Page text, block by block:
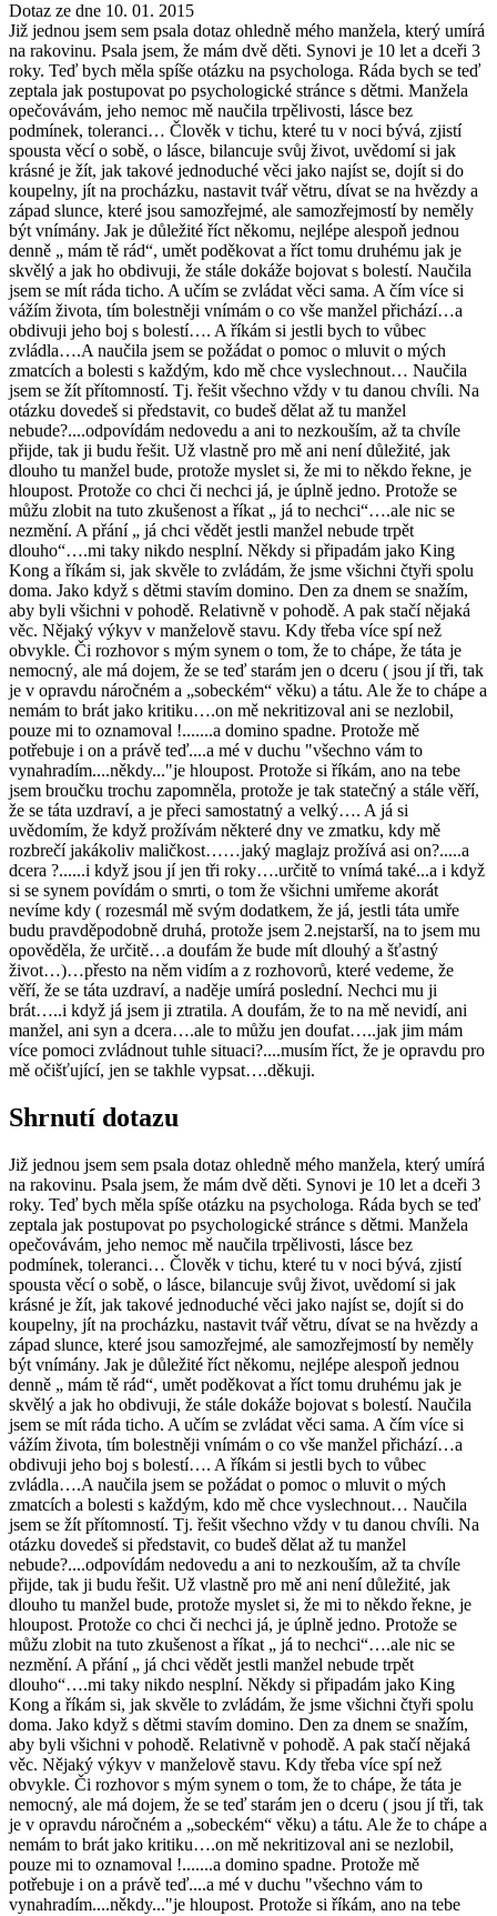
Dotaz ze dne 10. 01. 2015
Již jednou jsem sem psala dotaz ohledně mého manžela, který umírá
na rakovinu. Psala jsem, že mám dvě děti. Synovi je 10 let a dceři 3
roky. Teď bych měla spíše otázku na psychologa. Ráda bych se teď
zeptala jak postupovat po psychologické stránce s dětmi. Manžela
opečovávám, jeho nemoc mě naučila trpělivosti, lásce bez
podmínek, toleranci… Člověk v tichu, které tu v noci bývá, zjistí
spousta věcí o sobě, o lásce, bilancuje svůj život, uvědomí si jak
krásné je žít, jak takové jednoduché věci jako najíst se, dojít si do
koupelny, jít na procházku, nastavit tvář větru, dívat se na hvězdy a
západ slunce, které jsou samozřejmé, ale samozřejmostí by neměly
být vnímány. Jak je důležité říct někomu, nejlépe alespoň jednou
denně „ mám tě rád“, umět poděkovat a říct tomu druhému jak je
skvělý a jak ho obdivuji, že stále dokáže bojovat s bolestí. Naučila
jsem se mít ráda ticho. A učím se zvládat věci sama. A čím více si
vážím života, tím bolestněji vnímám o co vše manžel přichází…a
obdivuji jeho boj s bolestí…. A říkám si jestli bych to vůbec
zvládla….A naučila jsem se požádat o pomoc o mluvit o mých
zmatcích a bolesti s každým, kdo mě chce vyslechnout… Naučila
jsem se žít přítomností. Tj. řešit všechno vždy v tu danou chvíli. Na
otázku dovedeš si představit, co budeš dělat až tu manžel
nebude?....odpovídám nedovedu a ani to nezkouším, až ta chvíle
přijde, tak ji budu řešit. Už vlastně pro mě ani není důležité, jak
dlouho tu manžel bude, protože myslet si, že mi to někdo řekne, je
hloupost. Protože co chci či nechci já, je úplně jedno. Protože se
můžu zlobit na tuto zkušenost a říkat „ já to nechci“….ale nic se
nezmění. A přání „ já chci vědět jestli manžel nebude trpět
dlouho“….mi taky nikdo nesplní. Někdy si připadám jako King
Kong a říkám si, jak skvěle to zvládám, že jsme všichni čtyři spolu
doma. Jako když s dětmi stavím domino. Den za dnem se snažím,
aby byli všichni v pohodě. Relativně v pohodě. A pak stačí nějaká
věc. Nějaký výkyv v manželově stavu. Kdy třeba více spí než
obvykle. Či rozhovor s mým synem o tom, že to chápe, že táta je
nemocný, ale má dojem, že se teď starám jen o dceru ( jsou jí tři, tak
je v opravdu náročném a „sobeckém“ věku) a tátu. Ale že to chápe a
nemám to brát jako kritiku….on mě nekritizoval ani se nezlobil,
pouze mi to oznamoval !.......a domino spadne. Protože mě
potřebuje i on a právě teď....a mé v duchu "všechno vám to
vynahradím....někdy..."je hloupost. Protože si říkám, ano na tebe
jsem broučku trochu zapomněla, protože je tak statečný a stále věří,
že se táta uzdraví, a je přeci samostatný a velký…. A já si
uvědomím, že když prožívám některé dny ve zmatku, kdy mě
rozbrečí jakákoliv maličkost……jaký maglajz prožívá asi on?.....a
dcera ?......i když jsou jí jen tři roky….určitě to vnímá také...a i když
si se synem povídám o smrti, o tom že všichni umřeme akorát
nevíme kdy ( rozesmál mě svým dodatkem, že já, jestli táta umře
budu pravděpodobně druhá, protože jsem 2.nejstarší, na to jsem mu
opověděla, že určitě…a doufám že bude mít dlouhý a šťastný
život…)…přesto na něm vidím a z rozhovorů, které vedeme, že
věří, že se táta uzdraví, a naděje umírá poslední. Nechci mu ji
brát…..i když já jsem ji ztratila. A doufám, že to na mě nevidí, ani
manžel, ani syn a dcera….ale to můžu jen doufat…..jak jim mám
více pomoci zvládnout tuhle situaci?....musím říct, že je opravdu pro
mě očišťující, jen se takhle vypsat….děkuji.
Shrnutí dotazu
Již jednou jsem sem psala dotaz ohledně mého manžela, který umírá
na rakovinu. Psala jsem, že mám dvě děti. Synovi je 10 let a dceři 3
roky. Teď bych měla spíše otázku na psychologa. Ráda bych se teď
zeptala jak postupovat po psychologické stránce s dětmi. Manžela
opečovávám, jeho nemoc mě naučila trpělivosti, lásce bez
podmínek, toleranci… Člověk v tichu, které tu v noci bývá, zjistí
spousta věcí o sobě, o lásce, bilancuje svůj život, uvědomí si jak
krásné je žít, jak takové jednoduché věci jako najíst se, dojít si do
koupelny, jít na procházku, nastavit tvář větru, dívat se na hvězdy a
západ slunce, které jsou samozřejmé, ale samozřejmostí by neměly
být vnímány. Jak je důležité říct někomu, nejlépe alespoň jednou
denně „ mám tě rád“, umět poděkovat a říct tomu druhému jak je
skvělý a jak ho obdivuji, že stále dokáže bojovat s bolestí. Naučila
jsem se mít ráda ticho. A učím se zvládat věci sama. A čím více si
vážím života, tím bolestněji vnímám o co vše manžel přichází…a
obdivuji jeho boj s bolestí…. A říkám si jestli bych to vůbec
zvládla….A naučila jsem se požádat o pomoc o mluvit o mých
zmatcích a bolesti s každým, kdo mě chce vyslechnout… Naučila
jsem se žít přítomností. Tj. řešit všechno vždy v tu danou chvíli. Na
otázku dovedeš si představit, co budeš dělat až tu manžel
nebude?....odpovídám nedovedu a ani to nezkouším, až ta chvíle
přijde, tak ji budu řešit. Už vlastně pro mě ani není důležité, jak
dlouho tu manžel bude, protože myslet si, že mi to někdo řekne, je
hloupost. Protože co chci či nechci já, je úplně jedno. Protože se
můžu zlobit na tuto zkušenost a říkat „ já to nechci“….ale nic se
nezmění. A přání „ já chci vědět jestli manžel nebude trpět
dlouho“….mi taky nikdo nesplní. Někdy si připadám jako King
Kong a říkám si, jak skvěle to zvládám, že jsme všichni čtyři spolu
doma. Jako když s dětmi stavím domino. Den za dnem se snažím,
aby byli všichni v pohodě. Relativně v pohodě. A pak stačí nějaká
věc. Nějaký výkyv v manželově stavu. Kdy třeba více spí než
obvykle. Či rozhovor s mým synem o tom, že to chápe, že táta je
nemocný, ale má dojem, že se teď starám jen o dceru ( jsou jí tři, tak
je v opravdu náročném a „sobeckém“ věku) a tátu. Ale že to chápe a
nemám to brát jako kritiku….on mě nekritizoval ani se nezlobil,
pouze mi to oznamoval !.......a domino spadne. Protože mě
potřebuje i on a právě teď....a mé v duchu "všechno vám to
vynahradím....někdy..."je hloupost. Protože si říkám, ano na tebe